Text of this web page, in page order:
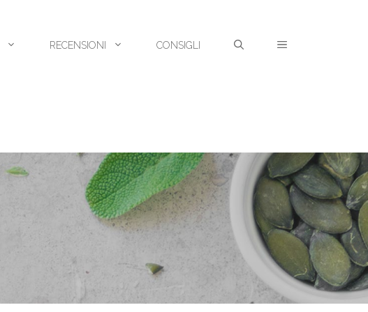
RECENSIONI CONSIGLI